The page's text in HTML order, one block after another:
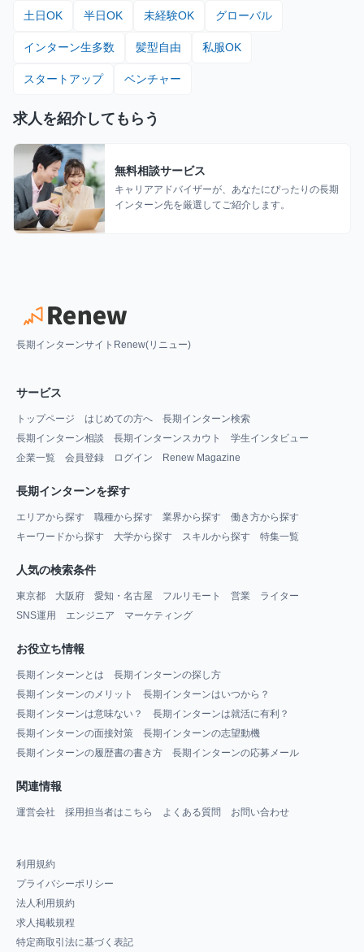
土日OK 半日OK 未経験OK グローバル
インターン生多数 髪型自由 私服OK
スタートアップ ベンチャー
求人を紹介してもらう
無料相談サービス
キャリアアドバイザーが、あなたにぴったりの長期
インターン先を厳選してご紹介します。
長期インターンサイトRenew(リニュー)
サービス
トップページ はじめての方へ
長期インターン検索
長期インターン相談
長期インターンスカウト
学生インタビュー
企業一覧
会員登録 ログイン Renew Magazine
長期インターンを探す
エリアから探す 職種から探す 業界から探す
働き方から探す
キーワードから探す
大学から探す スキルから探す 特集一覧
人気の検索条件
東京都 大阪府 愛知・名古屋 フルリモート 営業
ライター
SNS運用
エンジニア マーケティング
お役立ち情報
長期インターンとは
長期インターンの探し方
長期インターンのメリット
長期インターンはいつから？
長期インターンは意味ない？
長期インターンは就活に有利？
長期インターンの面接対策
長期インターンの志望動機
長期インターンの履歴書の書き方
長期インターンの応募メール
関連情報
運営会社 採用担当者はこちら よくある質問 お問い合わせ
利用規約
プライバシーポリシー
法人利用規約
求人掲載規程
特定商取引法に基づく表記